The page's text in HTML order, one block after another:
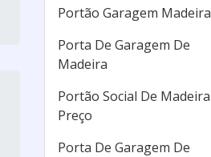
Portão Garagem Madeira
Porta De Garagem De
Madeira
Portão Social De Madeira
Preço
Porta De Garagem De